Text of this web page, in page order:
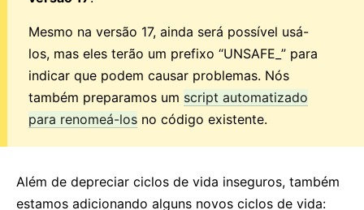
Mesmo na versão 17, ainda será possível usá-
los, mas eles terão um prefixo “UNSAFE_” para
indicar que podem causar problemas. Nós
também preparamos um script automatizado
para renomeá-los no código existente.
Além de depreciar ciclos de vida inseguros, também
estamos adicionando alguns novos ciclos de vida: